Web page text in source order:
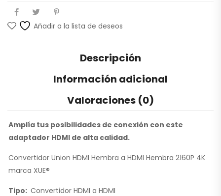
Añadir a la lista de deseos
Descripción
Información adicional
Valoraciones (0)
Amplía tus posibilidades de conexión con este
adaptador HDMI de alta calidad.
Convertidor Union HDMI Hembra a HDMI Hembra 2160P 4K
marca XUE®
Tipo: Convertidor HDMI a HDMI